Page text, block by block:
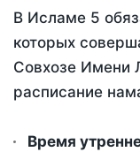
В Исламе 5
которых
Совхозе Имени
расписание
Время